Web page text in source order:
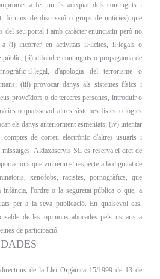
a fer un ús adequat dels continguts i
fòrums de discussió o grups de notícies) que
del seu portal i amb caràcter enunciatiu però no
(i) incórrer en activitats il·lícites, il·legals o
(ii) difondre continguts o propaganda de
il·legal, d'apologia del terrorisme o
(iii) provocar danys als sistemes físics i
proveïdors o de terceres persones, introduir o
o qualssevol altres sistemes físics o lògics
els danys anteriorment esmentats; (iv) intentar
de correu electrònic d'altres usuaris i
Aldaxaservis SL es reserva el dret de
que vulnerin el respecte a la dignitat de
xenòfobs, racistes, pornogràfics, que
l'ordre o la seguretat pública o que, a
per a la seva publicació. En qualsevol cas,
de les opinions abocades pels usuaris a
de participació.
de la Llei Orgànica 15/1999 de 13 de